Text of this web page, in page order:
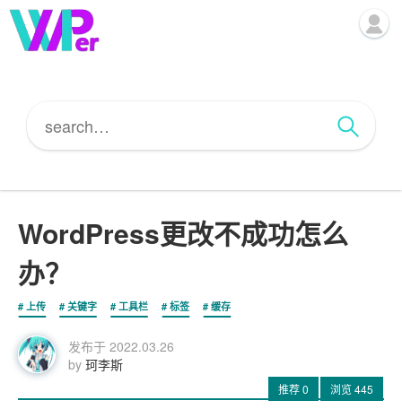
WordPress更改不成功怎么
办？
上传 关键字 工具栏 标签 缓存
发布于 2022.03.26
by 珂李斯
推荐0 浏览445